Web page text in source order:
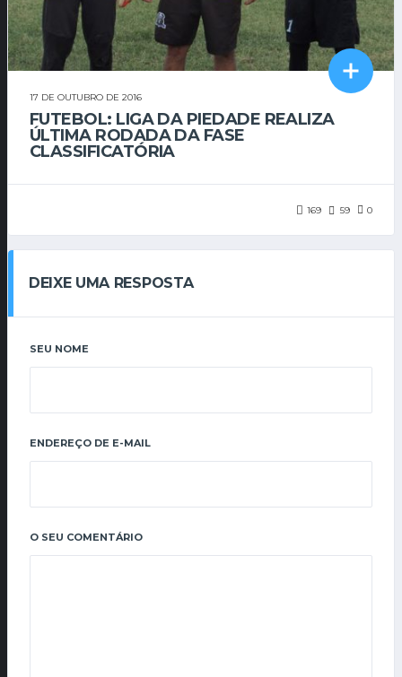
17 DE OUTUBRO DE 2016
FUTEBOL: LIGA DA PIEDADE REALIZA
ÚLTIMA RODADA DA FASE
CLASSIFICATÓRIA
169 59 0
DEIXE UMA RESPOSTA
SEU NOME
ENDEREÇO DE E-MAIL
O SEU COMENTÁRIO